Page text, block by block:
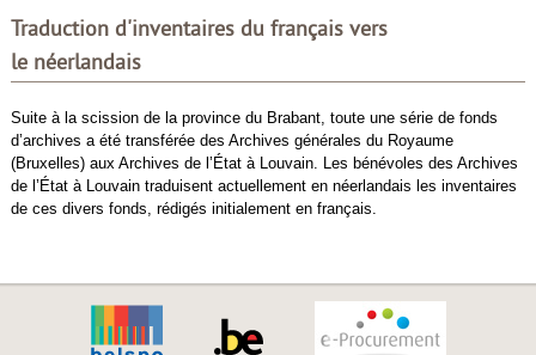
Traduction d'inventaires du français vers
le néerlandais
Suite à la scission de la province du Brabant, toute une série de fonds
d’archives a été transférée des Archives générales du Royaume
(Bruxelles) aux Archives de l’État à Louvain. Les bénévoles des Archives
de l’État à Louvain traduisent actuellement en néerlandais les inventaires
de ces divers fonds, rédigés initialement en français.